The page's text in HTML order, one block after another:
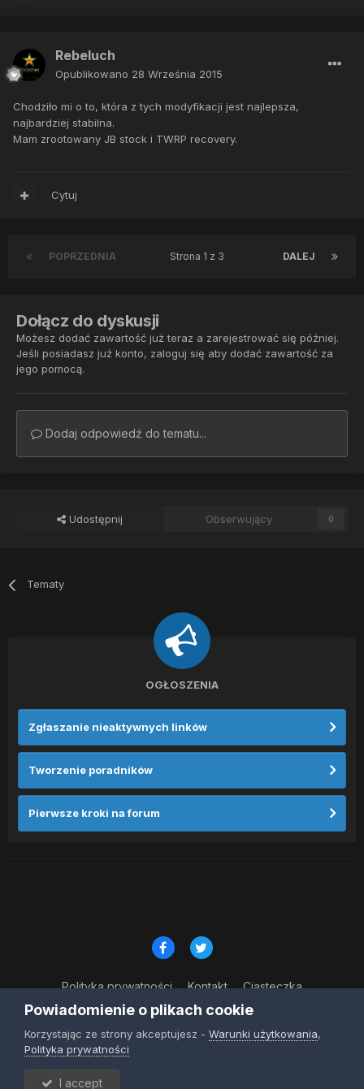
Rebeluch
Opublikowano 28 Września 2015
Chodziło mi o to, która z tych modyfikacji jest najlepsza,
najbardziej stabilna.
Mam zrootowany JB stock i TWRP recovery.
Cytuj
POPRZEDNIA DALEJ
Strona 1 z 3
Dołącz do dyskusji
Możesz dodać zawartość już teraz a zarejestrować się później.
Jeśli posiadasz już konto, zaloguj się aby dodać zawartość za
jego pomocą.
Dodaj odpowiedź do tematu...
Udostępnij Obserwujący 0
Tematy
OGŁOSZENIA
Zgłaszanie nieaktywnych linków
Tworzenie poradników
Pierwsze kroki na forum
Polityka prywatności Kontakt Ciasteczka
© Copyright 2023
Powered by Invision Community
Powiadomienie o plikach cookie
Korzystając ze strony akceptujesz - Warunki użytkowania,
Polityka prywatności
I accept